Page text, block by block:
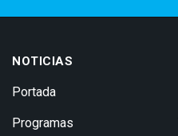
NOTICIAS
Portada
Programas